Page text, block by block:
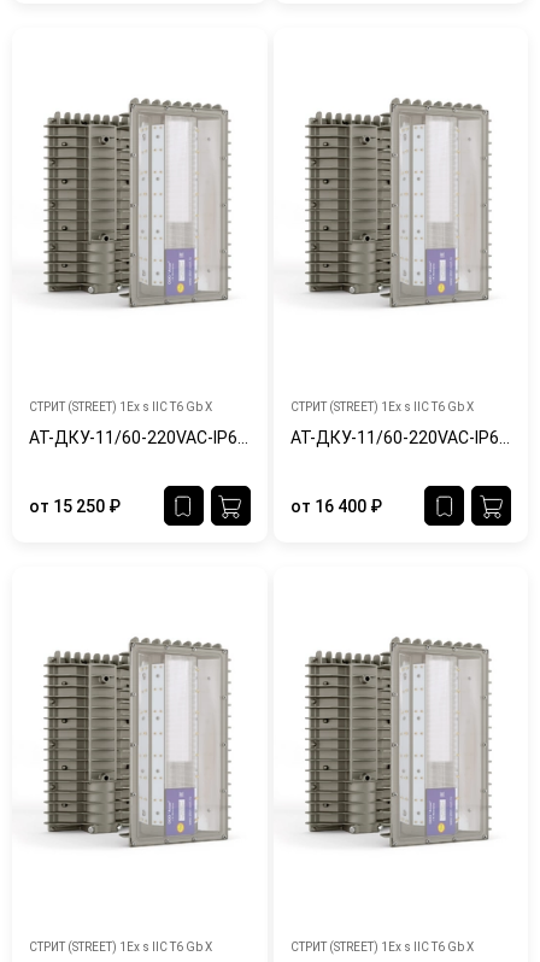
СТРИТ (STREET) 1Ex s IIC T6 Gb X
от 15 250 ₽
СТРИТ (STREET) 1Ex s IIC T6 Gb X
от 16 400 ₽
СТРИТ (STREET) 1Ex s IIC T6 Gb X СТРИТ (STREET) 1Ex s IIC T6 Gb X